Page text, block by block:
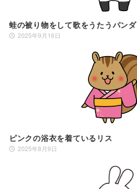
蛙の被り物をして歌をうたうパンダ
2025年9月16日
ピンクの浴衣を着ているリス
2025年8月9日